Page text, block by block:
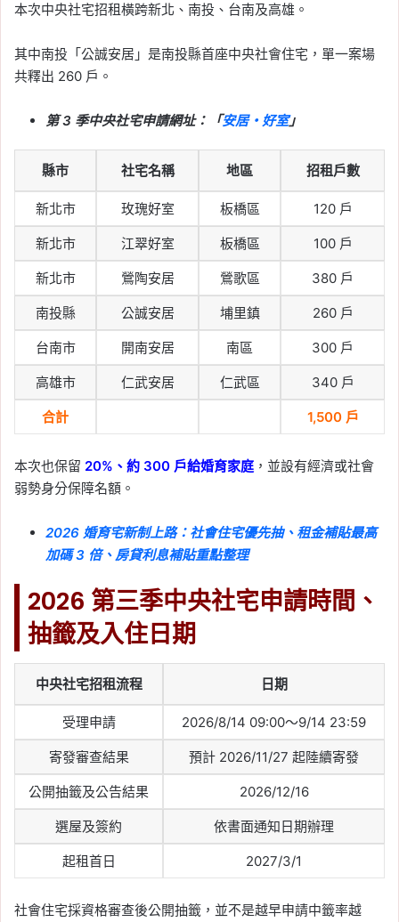
本次中央社宅招租橫跨新北、南投、台南及高雄。
其中南投「公誠安居」是南投縣首座中央社會住宅，單一案場
共釋出 260 戶。
第 3 季中央社宅申請網址：「安居・好室」
縣市 社宅名稱 地區 招租戶數
新北市 玫瑰好室 板橋區 120 戶
新北市 江翠好室 板橋區 100 戶
新北市 鶯陶安居 鶯歌區 380 戶
南投縣 公誠安居 埔里鎮 260 戶
台南市 開南安居 南區 300 戶
高雄市 仁武安居 仁武區 340 戶
合計 1,500 戶
本次也保留 20%、約 300 戶給婚育家庭 ，並設有經濟或社會
弱勢身分保障名額。
2026 婚育宅新制上路：社會住宅優先抽、租金補貼最高
加碼 3 倍、房貸利息補貼重點整理
2026 第三季中央社宅申請時間、
抽籤及入住日期
中央社宅招租流程 日期
受理申請 2026/8/14 09:00～9/14 23:59
寄發審查結果 預計 2026/11/27 起陸續寄發
公開抽籤及公告結果 2026/12/16
選屋及簽約 依書面通知日期辦理
起租首日 2027/3/1
社會住宅採資格審查後公開抽籤，並不是越早申請中籤率越